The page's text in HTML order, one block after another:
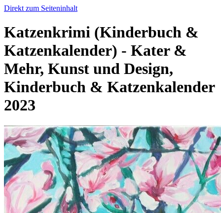
Direkt zum Seiteninhalt
Katzenkrimi (Kinderbuch &
Katzenkalender) - Kater &
Mehr, Kunst und Design,
Kinderbuch & Katzenkalender
2023